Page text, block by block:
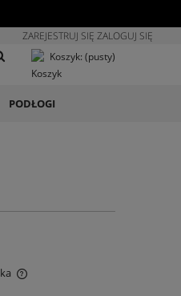
ZAREJESTRUJ SIĘ ZALOGUJ SIĘ
Koszyk: (pusty)
PODŁOGI